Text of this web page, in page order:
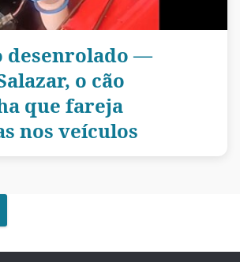
desenrolado —
o cão
que fareja
nos veículos